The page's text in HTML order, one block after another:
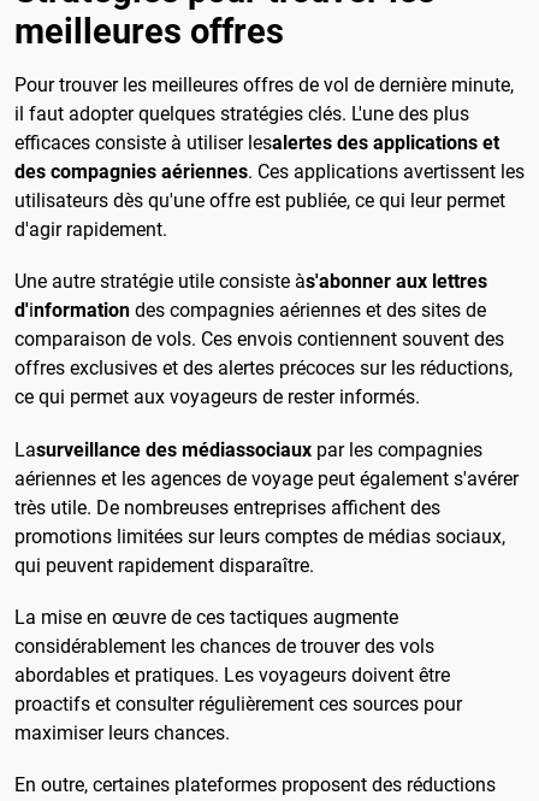
meilleures offres
Pour trouver les meilleures offres de vol de dernière minute,
il faut adopter quelques stratégies clés. L'une des plus
efficaces consiste à utiliser lesalertes des applications et
des compagnies aériennes. Ces applications avertissent les
utilisateurs dès qu'une offre est publiée, ce qui leur permet
d'agir rapidement.
Une autre stratégie utile consiste às'abonner aux lettres
d'information des compagnies aériennes et des sites de
comparaison de vols. Ces envois contiennent souvent des
offres exclusives et des alertes précoces sur les réductions,
ce qui permet aux voyageurs de rester informés.
Lasurveillance des médiassociaux par les compagnies
aériennes et les agences de voyage peut également s'avérer
très utile. De nombreuses entreprises affichent des
promotions limitées sur leurs comptes de médias sociaux,
qui peuvent rapidement disparaître.
La mise en œuvre de ces tactiques augmente
considérablement les chances de trouver des vols
abordables et pratiques. Les voyageurs doivent être
proactifs et consulter régulièrement ces sources pour
maximiser leurs chances.
En outre, certaines plateformes proposent des réductions